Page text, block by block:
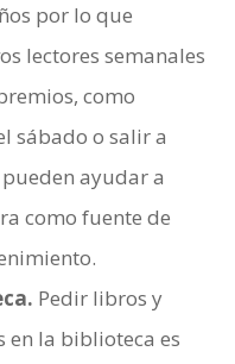
por lo que
lectores semanales
como
sábado o salir a
ayudar a
como fuente de
Pedir libros y
en la biblioteca es